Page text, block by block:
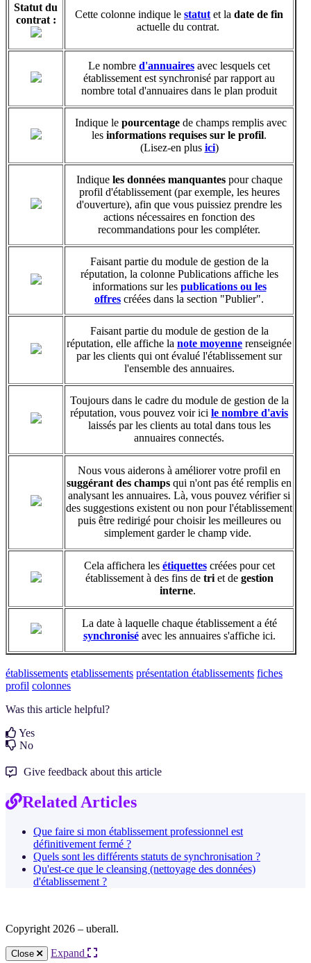
Statut du
contrat :
Cette colonne indique le statut ‍ et la date de fin
actuelle du contrat.
Le nombre d'annuaires avec lesquels cet
établissement est synchronisé par rapport au
nombre total d'annuaires dans le plan produit
Indique le pourcentagede champs remplis avec
les informations requises sur le profil.
(Lisez-en plus ici‍)
Indique les données manquantespour chaque
profil d'établissement (par exemple, les heures
d'ouverture), afin que vous puissiez prendre les
actions nécessaires en fonction des
recommandations pour les compléter.
Faisant partie du module de gestion de la
réputation, la colonne Publications affiche les
informations sur les publications ou les
offres ‍ créées dans la section "Publier".
Faisant partie du module de gestion de la
réputation, elle affiche la note moyenne ‍ renseignée
par les clients qui ont évalué l'établissement sur
l'ensemble des annuaires.
Toujours dans le cadre du module de gestion de la
réputation, vous pouvez voir ici le nombre d'avis
laissés par les clients au total dans tous les
annuaires connectés.
Nous vous aiderons à améliorer votre profil en
suggérant des champs qui n'ont pas été remplis en
analysant les annuaires. Là, vous pouvez vérifier si
des suggestions existent ou non pour l'établissement
puis être redirigé pour choisir les meilleures ou
simplement garder le champ vide.
Cela affichera les étiquettes‍ créées pour cet
établissement à des fins de tri et degestion
interne.
La date à laquelle chaque établissement a été
synchronisé‍ avec les annuaires s'affiche ici.
établissements etablissements présentation établissements fiches
profil colonnes
Was this article helpful?
Yes
No
Give feedback about this article
Related Articles
Que faire si mon établissement professionnel est
définitivement fermé ?
Quels sont les différents statuts de synchronisation ?
Qu'est-ce que le cleansing (nettoyage des données)
d'établissement ?
Copyright 2026 – uberall.
Close Expand